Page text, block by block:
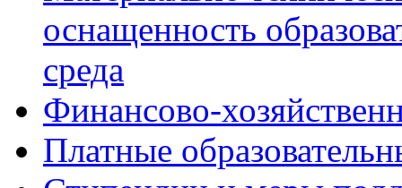
оснащенность
среда
Финансово-
Платные